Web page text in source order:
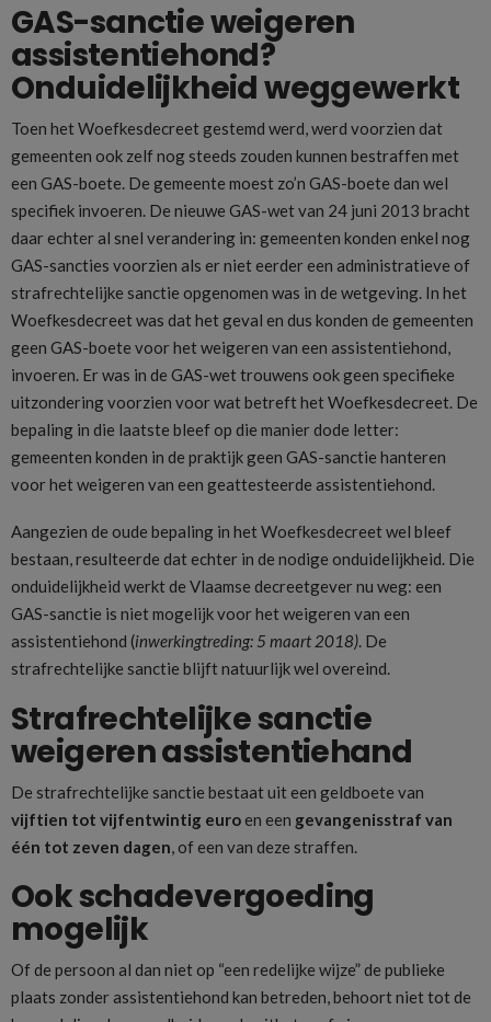
GAS-sanctie weigeren
assistentiehond?
Onduidelijkheid weggewerkt
Toen het Woefkesdecreet gestemd werd, werd voorzien dat
gemeenten ook zelf nog steeds zouden kunnen bestraffen met
een GAS-boete. De gemeente moest zo’n GAS-boete dan wel
specifiek invoeren. De nieuwe GAS-wet van 24 juni 2013 bracht
daar echter al snel verandering in: gemeenten konden enkel nog
GAS-sancties voorzien als er niet eerder een administratieve of
strafrechtelijke sanctie opgenomen was in de wetgeving. In het
Woefkesdecreet was dat het geval en dus konden de gemeenten
geen GAS-boete voor het weigeren van een assistentiehond,
invoeren. Er was in de GAS-wet trouwens ook geen specifieke
uitzondering voorzien voor wat betreft het Woefkesdecreet. De
bepaling in die laatste bleef op die manier dode letter:
gemeenten konden in de praktijk geen GAS-sanctie hanteren
voor het weigeren van een geattesteerde assistentiehond.
Aangezien de oude bepaling in het Woefkesdecreet wel bleef
bestaan, resulteerde dat echter in de nodige onduidelijkheid. Die
onduidelijkheid werkt de Vlaamse decreetgever nu weg: een
GAS-sanctie is niet mogelijk voor het weigeren van een
assistentiehond (inwerkingtreding: 5 maart 2018). De
strafrechtelijke sanctie blijft natuurlijk wel overeind.
Strafrechtelijke sanctie
weigeren assistentiehand
De strafrechtelijke sanctie bestaat uit een geldboete van
vijftien tot vijfentwintig euroen een gevangenisstraf van
één tot zeven dagen , of een van deze straffen.
Ook schadevergoeding
mogelijk
Of de persoon al dan niet op “een redelijke wijze” de publieke
plaats zonder assistentiehond kan betreden, behoort niet tot de